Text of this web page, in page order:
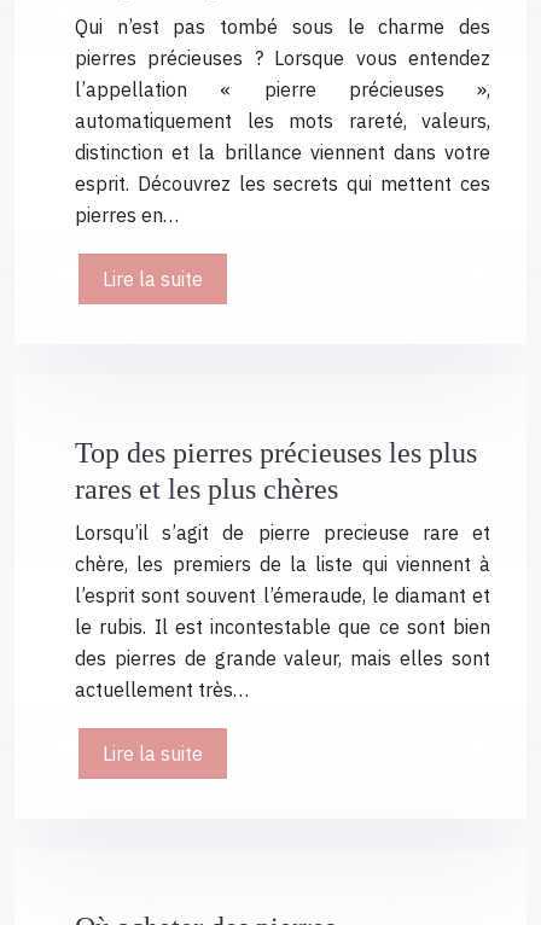
Qui n’est pas tombé sous le charme des
pierres précieuses ? Lorsque vous entendez
l’appellation « pierre précieuses »,
automatiquement les mots rareté, valeurs,
distinction et la brillance viennent dans votre
esprit. Découvrez les secrets qui mettent ces
pierres en…
Lire la suite
Top des pierres précieuses les plus
rares et les plus chères
Lorsqu’il s’agit de pierre precieuse rare et
chère, les premiers de la liste qui viennent à
l’esprit sont souvent l’émeraude, le diamant et
le rubis. Il est incontestable que ce sont bien
des pierres de grande valeur, mais elles sont
actuellement très…
Lire la suite